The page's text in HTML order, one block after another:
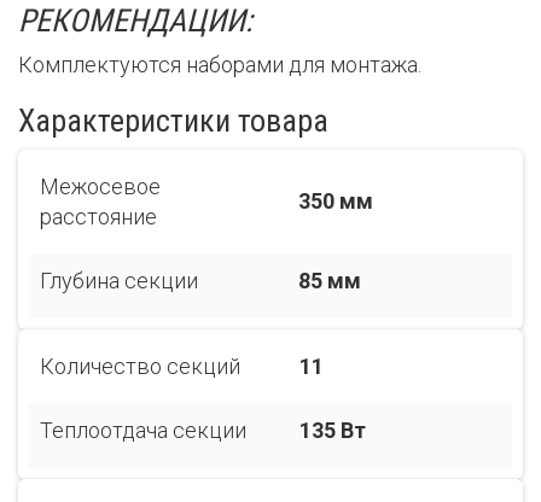
РЕКОМЕНДАЦИИ:
Комплектуются наборами для монтажа.
Характеристики товара
Межосевое
расстояние
350 мм
Глубина секции 85 мм
Количество секций 11
Теплоотдача секции 135 Вт